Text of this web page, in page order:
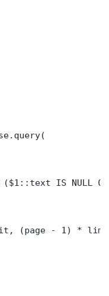
($1::text IS NULL
(page - 1) *